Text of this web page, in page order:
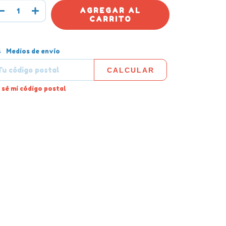
para el CP:
Medios de envío
CALCULAR
sé mi código postal